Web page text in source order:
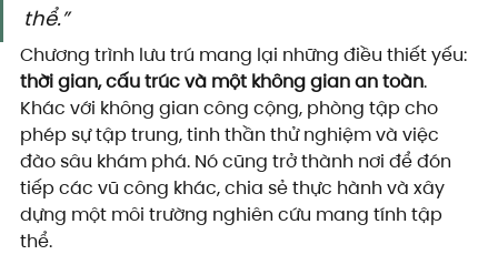
thể.”
Chương trình lưu trú mang lại những điều thiết yếu:
thời gian, cấu trúc và một không gian an toàn.
Khác với không gian công cộng, phòng tập cho
phép sự tập trung, tinh thần thử nghiệm và việc
đào sâu khám phá. Nó cũng trở thành nơi để đón
tiếp các vũ công khác, chia sẻ thực hành và xây
dựng một môi trường nghiên cứu mang tính tập
thể.